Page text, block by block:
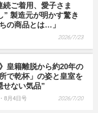
ご着用、愛子さま
” 製造元が明かす驚き
の商品とは…」
2026/7/23
皇籍離脱から約20年の
で乾杯」の姿と皇室を
せない気品”
8月4日号 2026/7/20